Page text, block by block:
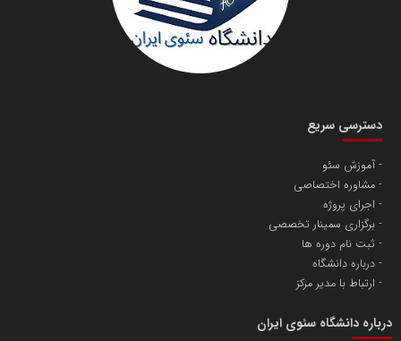
دانشگاه سئوی ایران
پایگاه اطلاع رسانی اعتلای نهادهای مردمی
آهن و فولاد غدیر ایرانیان
تامین آهن اسفنجی تولیدکنندگان فولاد در کشور
مریم حاج نوروز نظری
مسعودصادقی
دسترسی سریع
آموزش سئو
مشاوره اختصاصی
اجرای پروژه
برگزاری سمینار تخصصی
ثبت نام دوره ها
درباره دانشگاه
ارتباط با مدیر مرکز
درباره دانشگاه سئوی ایران